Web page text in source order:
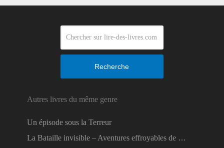
Recherche
Autres livres du même genre
Un épisode sous la Terreur
La Bataille invisible – Aventures effroyables de …